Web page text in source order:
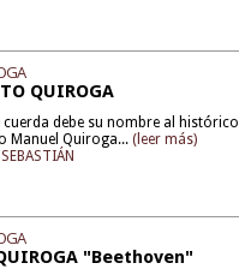
QUIROGA
cuerda debe su nombre al histórico
Manuel Quiroga...(leer más)
"Beethoven"